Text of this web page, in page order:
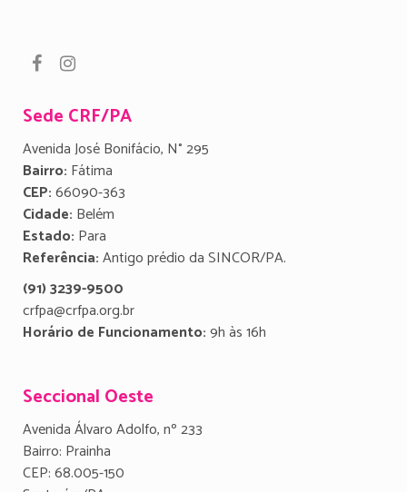
Sede CRF/PA
Avenida José Bonifácio, N° 295
Bairro: Fátima
CEP:66090-363
Cidade: Belém
Estado: Para
Referência:Antigo prédio da SINCOR/PA.
(91) 3239-9500
crfpa@crfpa.org.br
Horário de Funcionamento:9h às 16h
Seccional Oeste
Avenida Álvaro Adolfo, nº 233
Bairro: Prainha
CEP: 68.005-150